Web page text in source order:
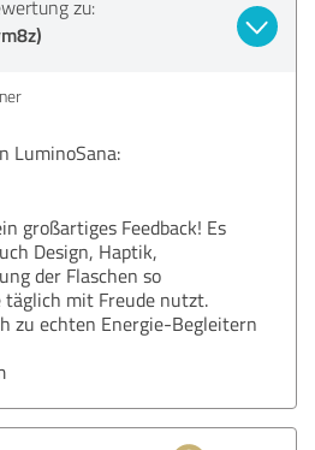
zu:
LuminoSana:
großartiges Feedback! Es
Design, Haptik,
der Flaschen so
täglich mit Freude nutzt.
zu echten Energie-Begleitern